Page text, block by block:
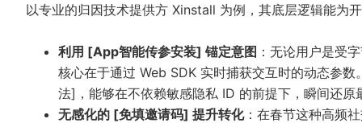
以专业的归因技术提供方 Xinstall 为例，其底层逻辑能为
利用 [App智能传参安装] 锚定意图 ：无论用户是受
核心在于通过 Web SDK 实时捕获交互时的动态参
法]，能够在不依赖敏感隐私 ID 的前提下，瞬间还原
无感化的 [免填邀请码] 提升转化：在春节这种高频